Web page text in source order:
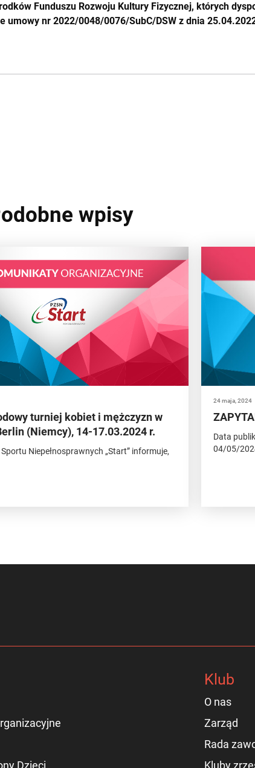
Funduszu Rozwoju Kultury Fizycznej, których
umowy nr 2022/0048/0076/SubC/DSW z dnia
wpisy
turniej kobiet i mężczyzn w
(Niemcy), 14-17.03.2024 r.
Niepełnosprawnych „Start” informuje,
24 maja, 2024
Data
04/05/
Dzieci
Klub
O nas
Zarząd
Rada
Kluby